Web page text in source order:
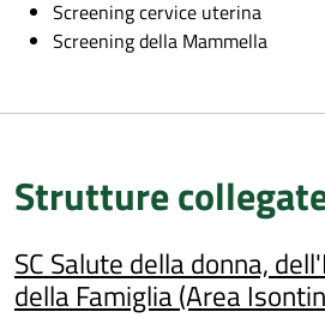
Screening cervice uterina
Screening della Mammella
Strutture
SC Salute della donna,
della Famiglia (Area